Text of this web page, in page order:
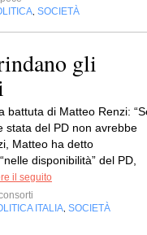
SOCIETÀ
gli
battuta di Matteo Renzi:
stata del PD non avrebbe
Matteo ha detto
disponibilità” del PD,
il seguito
ITALIA SOCIETÀ